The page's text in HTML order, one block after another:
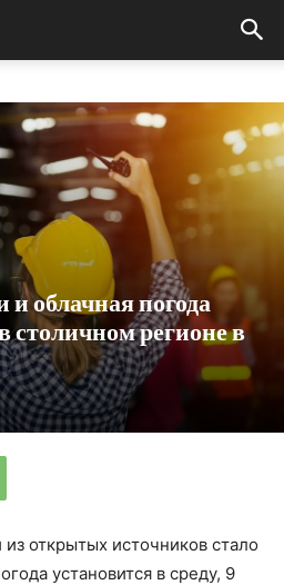
облачная погода
столичном регионе в
открытых источников стало
установится в среду, 9